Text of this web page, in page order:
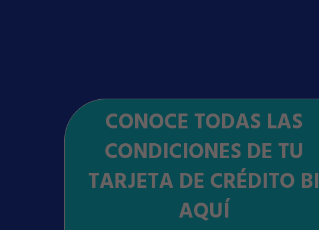
CONOCE TODAS LAS
CONDICIONES DE TU
TARJETA DE CRÉDITO BI
AQUÍ